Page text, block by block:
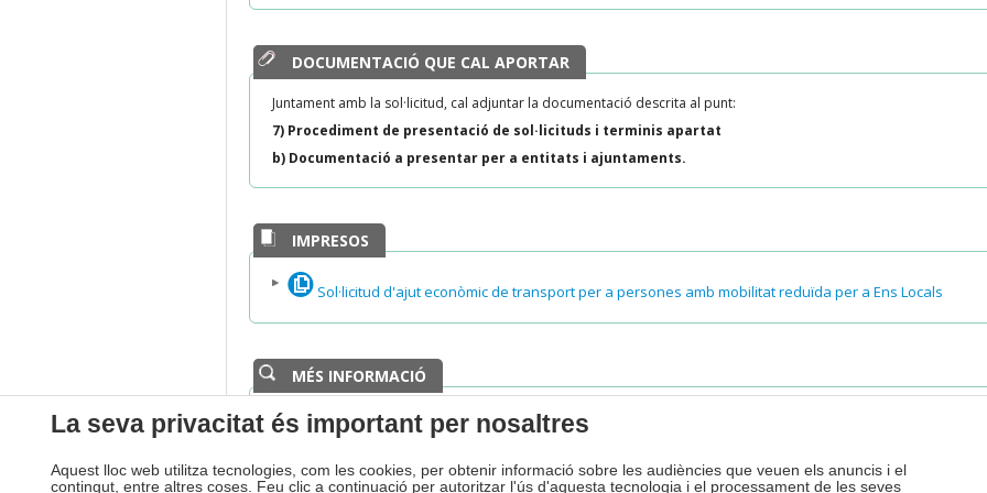
DOCUMENTACIÓ QUE CAL APORTAR
Juntament amb la sol·licitud, cal adjuntar la documentació descrita al punt:
7) Procediment de presentació de sol·licituds i terminis apartat
b) Documentació a presentar per a entitats i ajuntaments.
IMPRESOS
Sol·licitud d'ajut econòmic de transport per a persones amb mobilitat reduïda per a Ens Locals
MÉS INFORMACIÓ
Departament responsable del tràmit
Benestar Social
Telèfon de contacte: 93 890 00 00 (ext. 400 / 401)
A/E: ssocials@ccapenedes.cat
La seva privacitat és important per nosaltres
Aquest lloc web utilitza tecnologies, com les cookies, per obtenir informació sobre les audiències que veuen els anuncis i el
contingut, entre altres coses. Feu clic a continuació per autoritzar l'ús d'aquesta tecnologia i el processament de les seves